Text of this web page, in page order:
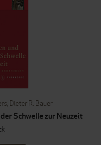
, Dieter R. Bauer
Schwelle zur Neuzeit